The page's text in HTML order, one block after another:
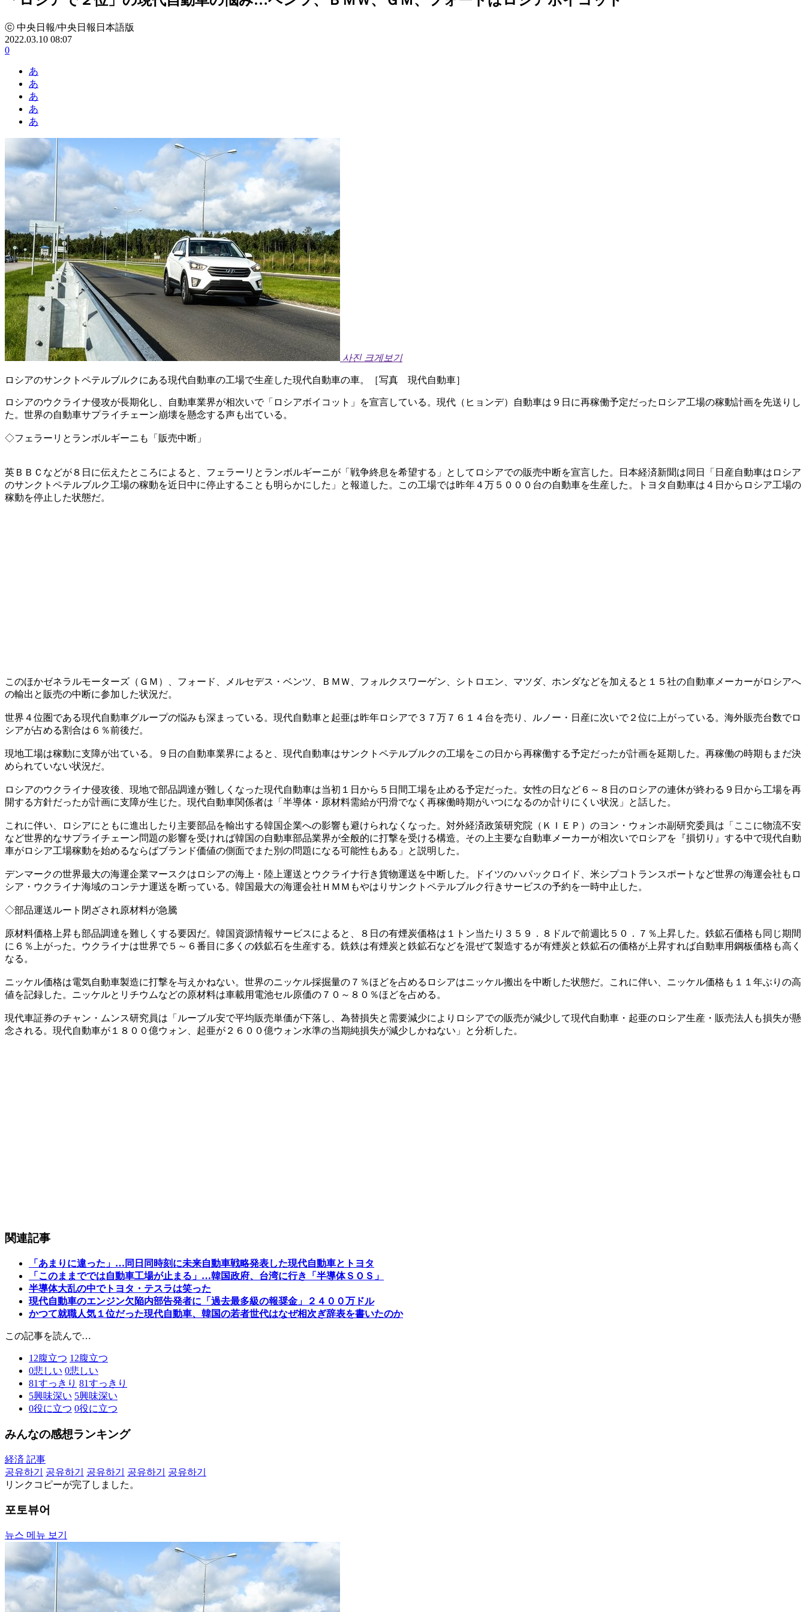
ⓒ 中央日報/中央日報日本語版
2022.03.10 08:07
0
あ
あ
あ
あ
あ
사진 크게보기
ロシアのサンクトペテルブルクにある現代自動車の工場で生産した現代自動車の車。［写真 現代自動車］
ロシアのウクライナ侵攻が長期化し、自動車業界が相次いで「ロシアボイコット」を宣言している。現代（ヒョンデ）自動車は９日に再稼働予定だったロシア工場の稼動計画を先送りし
た。世界の自動車サプライチェーン崩壊を懸念する声も出ている。
◇フェラーリとランボルギーニも「販売中断」
英ＢＢＣなどが８日に伝えたところによると、フェラーリとランボルギーニが「戦争終息を希望する」としてロシアでの販売中断を宣言した。日本経済新聞は同日「日産自動車はロシア
のサンクトペテルブルク工場の稼動を近日中に停止することも明らかにした」と報道した。この工場では昨年４万５０００台の自動車を生産した。トヨタ自動車は４日からロシア工場の
稼動を停止した状態だ。
このほかゼネラルモーターズ（ＧＭ）、フォード、メルセデス・ベンツ、ＢＭＷ、フォルクスワーゲン、シトロエン、マツダ、ホンダなどを加えると１５社の自動車メーカーがロシアへ
の輸出と販売の中断に参加した状況だ。
世界４位圏である現代自動車グループの悩みも深まっている。現代自動車と起亜は昨年ロシアで３７万７６１４台を売り、ルノー・日産に次いで２位に上がっている。海外販売台数でロ
シアが占める割合は６％前後だ。
現地工場は稼動に支障が出ている。９日の自動車業界によると、現代自動車はサンクトペテルブルクの工場をこの日から再稼働する予定だったが計画を延期した。再稼働の時期もまだ決
められていない状況だ。
ロシアのウクライナ侵攻後、現地で部品調達が難しくなった現代自動車は当初１日から５日間工場を止める予定だった。女性の日など６～８日のロシアの連休が終わる９日から工場を再
開する方針だったが計画に支障が生じた。現代自動車関係者は「半導体・原材料需給が円滑でなく再稼働時期がいつになるのか計りにくい状況」と話した。
これに伴い、ロシアにともに進出したり主要部品を輸出する韓国企業への影響も避けられなくなった。対外経済政策研究院（ＫＩＥＰ）のヨン・ウォンホ副研究委員は「ここに物流不安
など世界的なサプライチェーン問題の影響を受ければ韓国の自動車部品業界が全般的に打撃を受ける構造。その上主要な自動車メーカーが相次いでロシアを『損切り』する中で現代自動
車がロシア工場稼動を始めるならばブランド価値の側面でまた別の問題になる可能性もある」と説明した。
デンマークの世界最大の海運企業マースクはロシアの海上・陸上運送とウクライナ行き貨物運送を中断した。ドイツのハパックロイド、米シプコトランスポートなど世界の海運会社もロ
シア・ウクライナ海域のコンテナ運送を断っている。韓国最大の海運会社ＨＭＭもやはりサンクトペテルブルク行きサービスの予約を一時中止した。
◇部品運送ルート閉ざされ原材料が急騰
原材料価格上昇も部品調達を難しくする要因だ。韓国資源情報サービスによると、８日の有煙炭価格は１トン当たり３５９．８ドルで前週比５０．７％上昇した。鉄鉱石価格も同じ期間
に６％上がった。ウクライナは世界で５～６番目に多くの鉄鉱石を生産する。銑鉄は有煙炭と鉄鉱石などを混ぜて製造するが有煙炭と鉄鉱石の価格が上昇すれば自動車用鋼板価格も高く
なる。
ニッケル価格は電気自動車製造に打撃を与えかねない。世界のニッケル採掘量の７％ほどを占めるロシアはニッケル搬出を中断した状態だ。これに伴い、ニッケル価格も１１年ぶりの高
値を記録した。ニッケルとリチウムなどの原材料は車載用電池セル原価の７０～８０％ほどを占める。
現代車証券のチャン・ムンス研究員は「ルーブル安で平均販売単価が下落し、為替損失と需要減少によりロシアでの販売が減少して現代自動車・起亜のロシア生産・販売法人も損失が懸
念される。現代自動車が１８００億ウォン、起亜が２６００億ウォン水準の当期純損失が減少しかねない」と分析した。
関連記事
「あまりに違った」…同日同時刻に未来自動車戦略発表した現代自動車とトヨタ
「このままででは自動車工場が止まる」…韓国政府、台湾に行き「半導体ＳＯＳ」
半導体大乱の中でトヨタ・テスラは笑った
現代自動車のエンジン欠陥内部告発者に「過去最多級の報奨金」２４００万ドル
かつて就職人気１位だった現代自動車、韓国の若者世代はなぜ相次ぎ辞表を書いたのか
この記事を読んで…
12腹立つ 12腹立つ
0悲しい 0悲しい
81すっきり 81すっきり
5興味深い 5興味深い
0役に立つ 0役に立つ
みんなの感想ランキング
経済 記事
공유하기
공유하기 공유하기 공유하기
공유하기
リンクコピーが完了しました。
포토뷰어
뉴스 메뉴 보기